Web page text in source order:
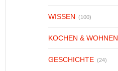
WISSEN (100)
KOCHEN & WOHNEN
GESCHICHTE (24)